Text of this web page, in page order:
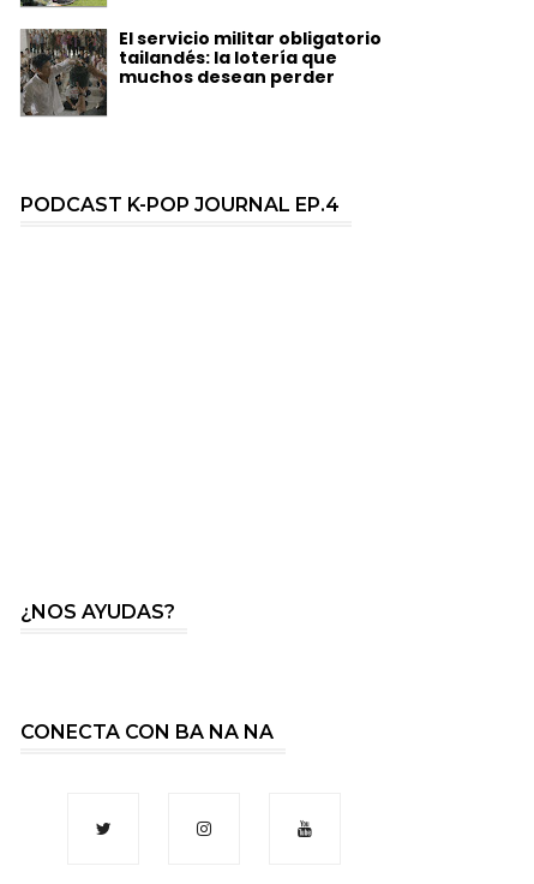
El servicio militar obligatorio
tailandés: la lotería que
muchos desean perder
PODCAST K-POP JOURNAL EP.4
¿NOS AYUDAS?
CONECTA CON BA NA NA